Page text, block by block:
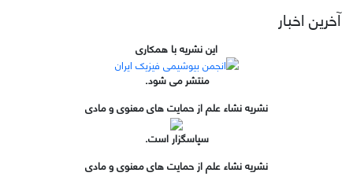
آخرین اخبار
این نشریه با همکاری
منتشر می شود.
نشریه نشاء علم از حمایت های معنوی و مادی
سپاسگزار است.
نشریه نشاء علم از حمایت های معنوی و مادی